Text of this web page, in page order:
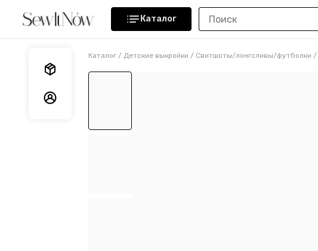
Каталог
Каталог / Детские выкройки / Свитшоты/лонгсливы/футболки /